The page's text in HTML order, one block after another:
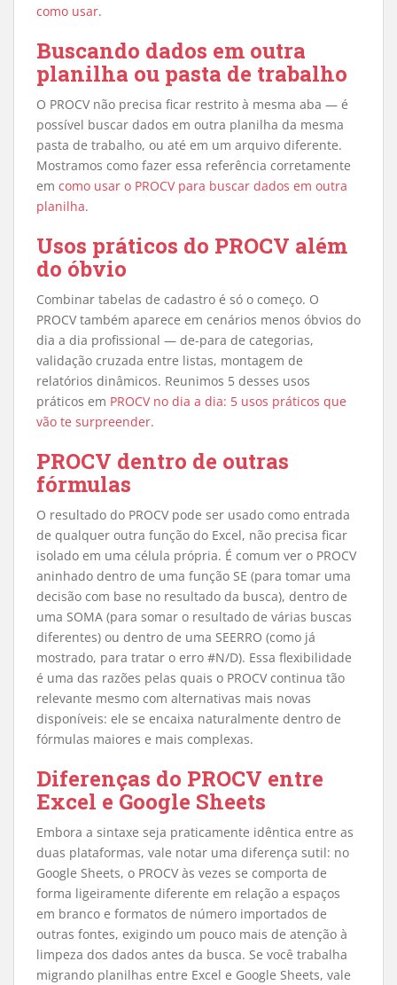
como usar.
Buscando dados em outra
planilha ou pasta de trabalho
O PROCV não precisa ficar restrito à mesma aba — é
possível buscar dados em outra planilha da mesma
pasta de trabalho, ou até em um arquivo diferente.
Mostramos como fazer essa referência corretamente
em como usar o PROCV para buscar dados em outra
planilha.
Usos práticos do PROCV além
do óbvio
Combinar tabelas de cadastro é só o começo. O
PROCV também aparece em cenários menos óbvios do
dia a dia profissional — de-para de categorias,
validação cruzada entre listas, montagem de
relatórios dinâmicos. Reunimos 5 desses usos
práticos em PROCV no dia a dia: 5 usos práticos que
vão te surpreender.
PROCV dentro de outras
fórmulas
O resultado do PROCV pode ser usado como entrada
de qualquer outra função do Excel, não precisa ficar
isolado em uma célula própria. É comum ver o PROCV
aninhado dentro de uma função SE (para tomar uma
decisão com base no resultado da busca), dentro de
uma SOMA (para somar o resultado de várias buscas
diferentes) ou dentro de uma SEERRO (como já
mostrado, para tratar o erro #N/D). Essa flexibilidade
é uma das razões pelas quais o PROCV continua tão
relevante mesmo com alternativas mais novas
disponíveis: ele se encaixa naturalmente dentro de
fórmulas maiores e mais complexas.
Diferenças do PROCV entre
Excel e Google Sheets
Embora a sintaxe seja praticamente idêntica entre as
duas plataformas, vale notar uma diferença sutil: no
Google Sheets, o PROCV às vezes se comporta de
forma ligeiramente diferente em relação a espaços
em branco e formatos de número importados de
outras fontes, exigindo um pouco mais de atenção à
limpeza dos dados antes da busca. Se você trabalha
migrando planilhas entre Excel e Google Sheets, vale